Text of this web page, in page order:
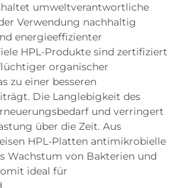
umweltverantwortliche
Verwendung nachhaltig
energieeffizienter
HPL-Produkte sind zertifiziert
organischer
zu einer besseren
Die Langlebigkeit des
und verringert
über die Zeit. Aus
HPL-Platten antimikrobielle
Wachstum von Bakterien und
ideal für